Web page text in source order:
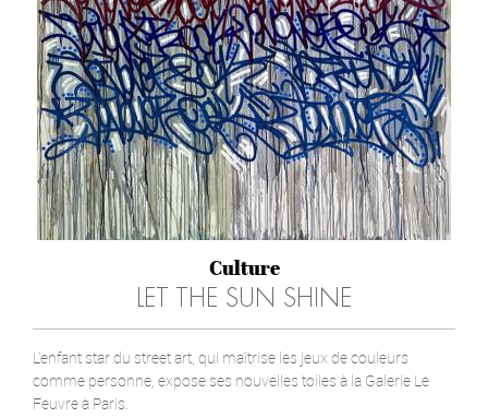
Culture
LET THE SUN SHINE
L'enfant star du street art, qui maîtrise les jeux de couleurs
comme personne, expose ses nouvelles toiles à la Galerie Le
Feuvre à Paris.